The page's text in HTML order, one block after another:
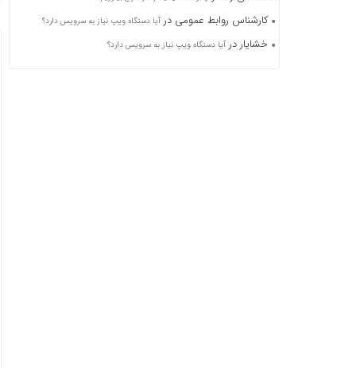
کارشناس روابط عمومی در آیا دستگاه ویپ نیاز به سرویس دارد؟
خشایار در آیا دستگاه ویپ نیاز به سرویس دارد؟